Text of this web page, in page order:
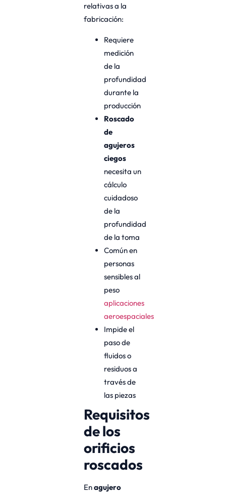
relativas a la
fabricación:
Requiere
medición
de la
profundidad
durante la
producción
Roscado
de
agujeros
ciegos
necesita un
cálculo
cuidadoso
de la
profundidad
de la toma
Común en
personas
sensibles al
peso
aplicaciones
aeroespaciales
Impide el
paso de
fluidos o
residuos a
través de
las piezas
Requisitos
de los
orificios
roscados
Enagujero